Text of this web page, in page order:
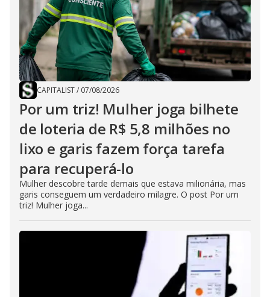
CAPITALIST/ 07/08/2026
Por um triz! Mulher joga bilhete
de loteria de R$ 5,8 milhões no
lixo e garis fazem força tarefa
para recuperá-lo
Mulher descobre tarde demais que estava milionária, mas
garis conseguem um verdadeiro milagre. O post Por um
triz! Mulher joga...